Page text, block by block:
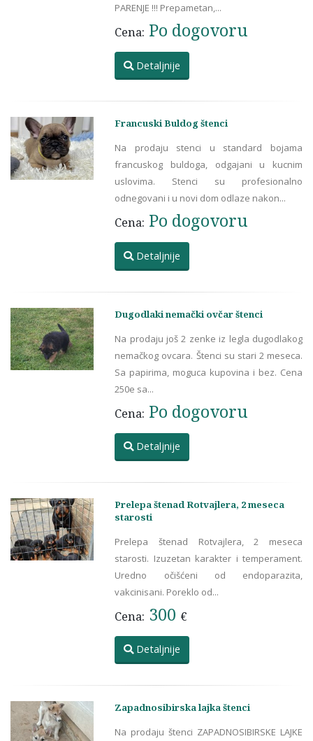
PARENJE !!! Prepametan,...
Cena: Po dogovoru
Detaljnije
Francuski Buldog štenci
Na prodaju stenci u standard bojama
francuskog buldoga, odgajani u kucnim
uslovima. Stenci su profesionalno
odnegovani i u novi dom odlaze nakon...
Cena: Po dogovoru
Detaljnije
Dugodlaki nemački ovčar štenci
Na prodaju još 2 zenke iz legla dugodlakog
nemačkog ovcara. Štenci su stari 2 meseca.
Sa papirima, moguca kupovina i bez. Cena
250e sa...
Cena: Po dogovoru
Detaljnije
Prelepa štenad Rotvajlera, 2 meseca
starosti
Prelepa štenad Rotvajlera, 2 meseca
starosti. Izuzetan karakter i temperament.
Uredno očišćeni od endoparazita,
vakcinisani. Poreklo od...
Cena: 300 €
Detaljnije
Zapadnosibirska lajka štenci
Na prodaju štenci ZAPADNOSIBIRSKE LAJKE